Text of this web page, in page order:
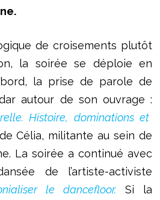
de croisements plutôt
la soirée se déploie en
la prise de parole de
autour de son ouvrage :
Histoire, dominations et
Célia, militante au sein de
La soirée a continué avec
de l’artiste-activiste
le dancefloor. Si la